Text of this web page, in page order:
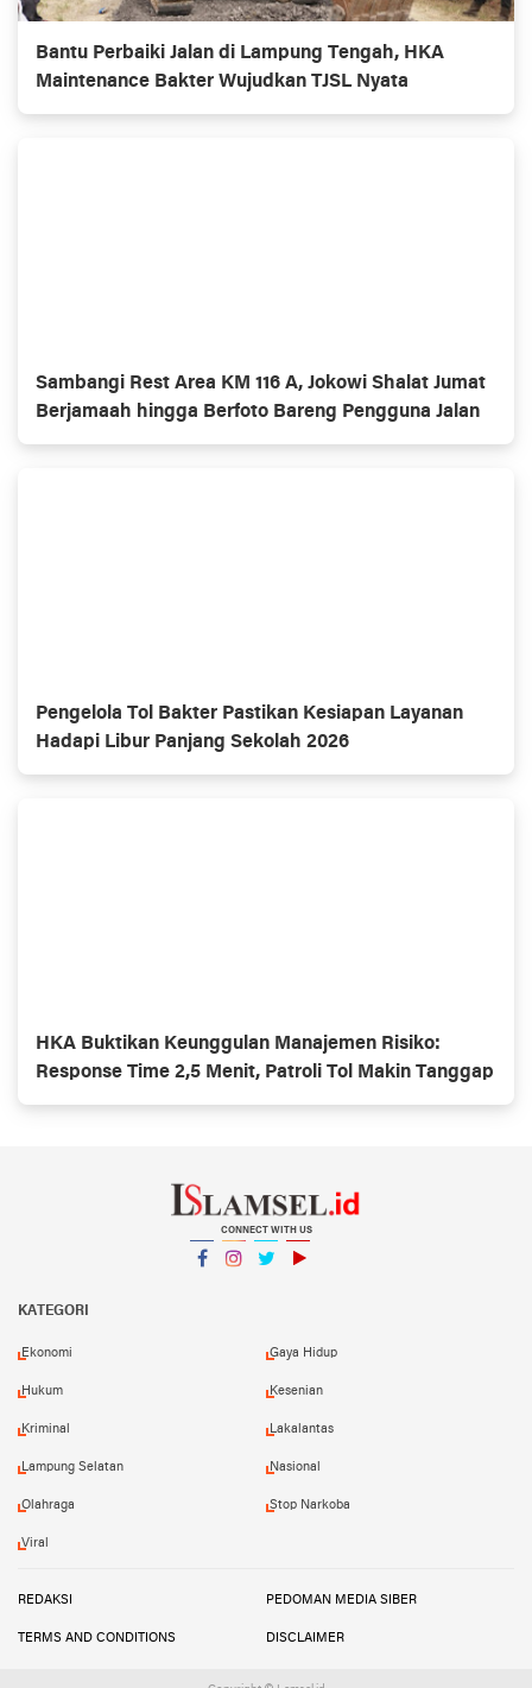
Bantu Perbaiki Jalan di Lampung Tengah, HKA
Maintenance Bakter Wujudkan TJSL Nyata
Sambangi Rest Area KM 116 A, Jokowi Shalat Jumat
Berjamaah hingga Berfoto Bareng Pengguna Jalan
Pengelola Tol Bakter Pastikan Kesiapan Layanan
Hadapi Libur Panjang Sekolah 2026
HKA Buktikan Keunggulan Manajemen Risiko:
Response Time 2,5 Menit, Patroli Tol Makin Tanggap
CONNECT WITH US
KATEGORI
Ekonomi Gaya Hidup
Hukum Kesenian
Kriminal Lakalantas
Lampung Selatan Nasional
Olahraga Stop Narkoba
Viral
REDAKSI PEDOMAN MEDIA SIBER
TERMS AND CONDITIONS DISCLAIMER